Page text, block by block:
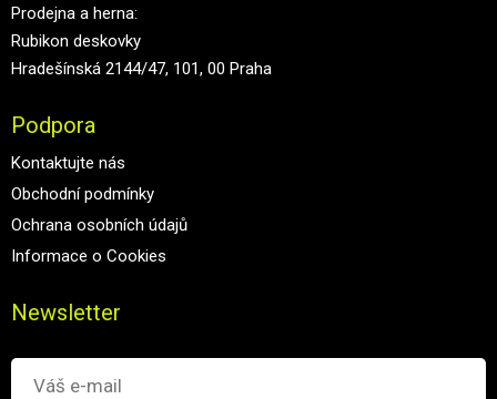
Prodejna a herna:
Rubikon deskovky
Hradešínská 2144/47, 101, 00 Praha
Podpora
Kontaktujte nás
Obchodní podmínky
Ochrana osobních údajů
Informace o Cookies
Newsletter